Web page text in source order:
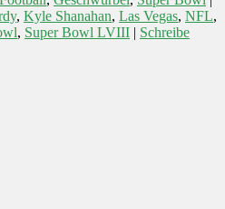
, Kyle Shanahan, Las Vegas, NFL,
, Super Bowl LVIII | Schreibe